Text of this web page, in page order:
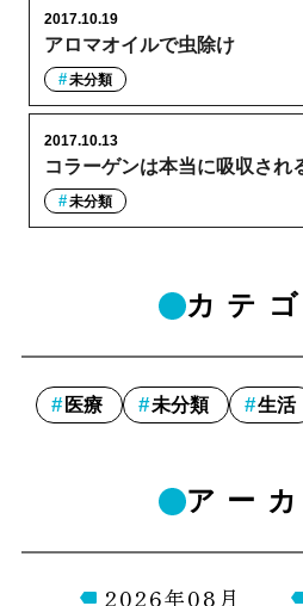
アロマオイルで虫除け
2017.10.19
未分類
コラーゲンは本当に吸収され
2017.10.13
未分類
カテ
医療 未分類 生活
アー
2026年08月